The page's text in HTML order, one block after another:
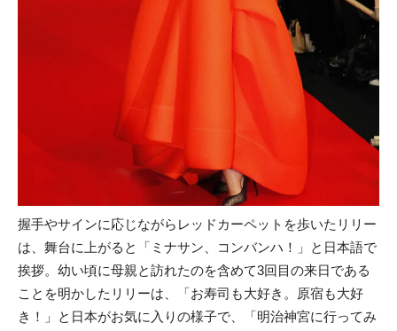
握手やサインに応じながらレッドカーペットを歩いたリリー
は、舞台に上がると「ミナサン、コンバンハ！」と日本語で
挨拶。幼い頃に母親と訪れたのを含めて3回目の来日である
ことを明かしたリリーは、「お寿司も大好き。原宿も大好
き！」と日本がお気に入りの様子で、「明治神宮に行ってみ